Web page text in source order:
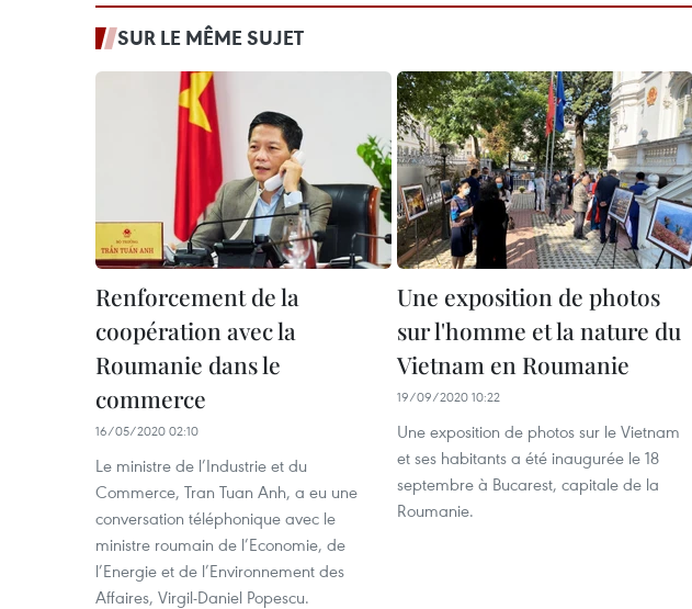
SUR LE MÊME SUJET
Renforcement de la
coopération avec la
Roumanie dans le
commerce
16/05/2020 02:10
Le ministre de l’Industrie et du
Commerce, Tran Tuan Anh, a eu une
conversation téléphonique avec le
ministre roumain de l’Economie, de
l’Energie et de l’Environnement des
Affaires, Virgil-Daniel Popescu.
Une exposition de photos
sur l'homme et la nature du
Vietnam en Roumanie
19/09/2020 10:22
Une exposition de photos sur le Vietnam
et ses habitants a été inaugurée le 18
septembre à Bucarest, capitale de la
Roumanie.